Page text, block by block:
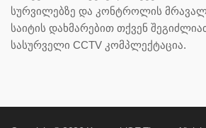
სურვილებზე და კონტროლის მრავალ
საიტის დახმარებით თქვენ
სასურველი CCTV კომპლექტაცია.